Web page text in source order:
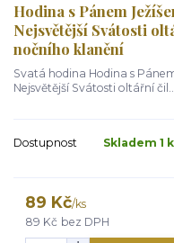
Hodina s Pánem
Nejsvětější Svátosti
nočního klanění
Svatá hodina Hodina s
Nejsvětější Svátosti oltářní čil...
Dostupnost Skladem 1
89 Kč/ks
89 Kč bez DPH